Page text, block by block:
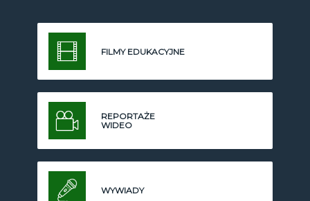
FILMY EDUKACYJNE
REPORTAŻE
WIDEO
WYWIADY